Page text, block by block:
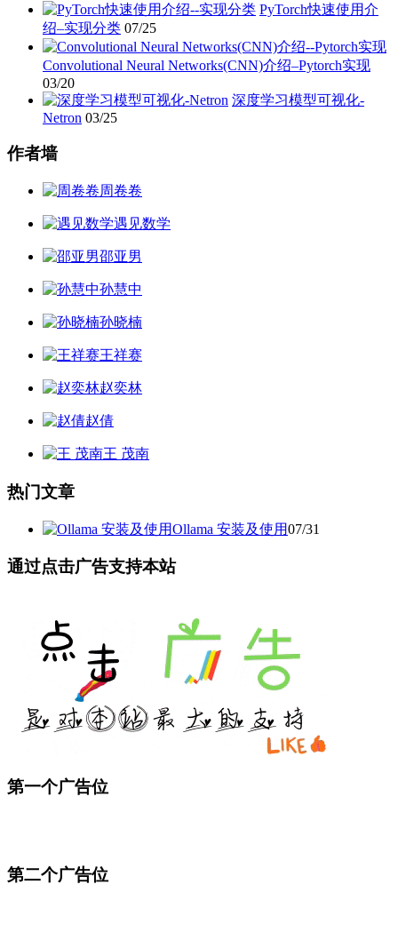
PyTorch快速使用介
绍–实现分类 07/25
Convolutional Neural Networks(CNN)介绍–Pytorch实现
03/20
深度学习模型可视化-
Netron 03/25
作者墙
周卷卷
遇见数学
邵亚男
孙慧中
孙晓楠
王祥赛
赵奕林
赵倩
王 茂南
热门文章
Ollama 安装及使用07/31
通过点击广告支持本站
第一个广告位
第二个广告位